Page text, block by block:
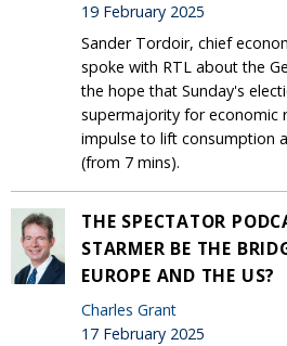
19 February 2025
Sander Tordoir, chief
spoke with RTL about the
the hope that Sunday's
supermajority for economic
impulse to lift consumption
(from 7 mins).
THE SPECTATOR
STARMER BE THE
EUROPE AND THE US?
Charles Grant
17 February 2025